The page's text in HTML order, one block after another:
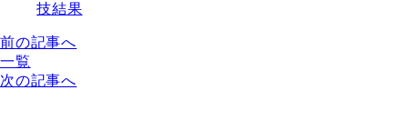
技結果
前の記事へ
一覧
次の記事へ